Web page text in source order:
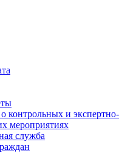
контрольных и экспертно-
мероприятиях
служба